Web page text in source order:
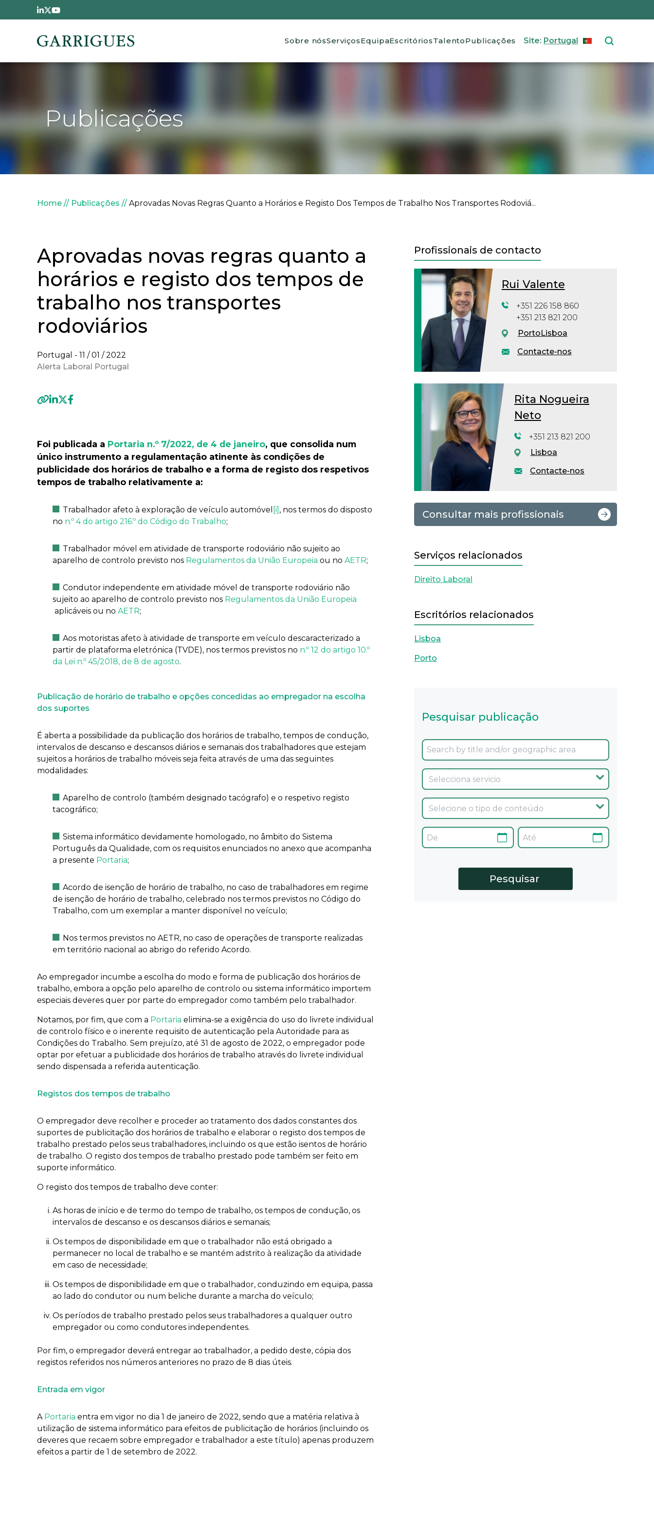
Passar para o conteúdo principal
Main navigation
Sobre nósServiçosEquipaEscritóriosTalentoPublicações Site: PortugalSelect your
Publicações
Navegação estrutural
Home Publicações Aprovadas Novas Regras Quanto a Horários e Registo Dos Tempos de Trabalho Nos Transportes Rodoviá...
Aprovadas novas regras quanto a
horários e registo dos tempos de
trabalho nos transportes
rodoviários
Portugal - 11 / 01 / 2022
Alerta Laboral Portugal
Foi publicada a Portaria n.º 7/2022, de 4 de janeiro, que consolida num
único instrumento a regulamentação atinente às condições de
publicidade dos horários de trabalho e a forma de registo dos respetivos
tempos de trabalho relativamente a:
Trabalhador afeto à exploração de veículo automóvel [i] , nos termos do disposto
no n.º 4 do artigo 216.º do Código do Trabalho;
Trabalhador móvel em atividade de transporte rodoviário não sujeito ao
aparelho de controlo previsto nos Regulamentos da União Europeia ou no AETR;
Condutor independente em atividade móvel de transporte rodoviário não
sujeito ao aparelho de controlo previsto nos Regulamentos da União Europeia
aplicáveis ou no AETR;
Aos motoristas afeto à atividade de transporte em veículo descaracterizado a
partir de plataforma eletrónica (TVDE), nos termos previstos no n.º 12 do artigo 10.º
da Lei n.º 45/2018, de 8 de agosto.
Publicação de horário de trabalho e opções concedidas ao empregador na escolha
dos suportes
É aberta a possibilidade da publicação dos horários de trabalho, tempos de condução,
intervalos de descanso e descansos diários e semanais dos trabalhadores que estejam
sujeitos a horários de trabalho móveis seja feita através de uma das seguintes
modalidades:
Aparelho de controlo (também designado tacógrafo) e o respetivo registo
tacográfico;
Sistema informático devidamente homologado, no âmbito do Sistema
Português da Qualidade, com os requisitos enunciados no anexo que acompanha
a presente Portaria;
Acordo de isenção de horário de trabalho, no caso de trabalhadores em regime
de isenção de horário de trabalho, celebrado nos termos previstos no Código do
Trabalho, com um exemplar a manter disponível no veículo;
Nos termos previstos no AETR, no caso de operações de transporte realizadas
em território nacional ao abrigo do referido Acordo.
Ao empregador incumbe a escolha do modo e forma de publicação dos horários de
trabalho, embora a opção pelo aparelho de controlo ou sistema informático importem
especiais deveres quer por parte do empregador como também pelo trabalhador.
Notamos, por fim, que com a Portaria elimina-se a exigência do uso do livrete individual
de controlo físico e o inerente requisito de autenticação pela Autoridade para as
Condições do Trabalho. Sem prejuízo, até 31 de agosto de 2022, o empregador pode
optar por efetuar a publicidade dos horários de trabalho através do livrete individual
sendo dispensada a referida autenticação.
Registos dos tempos de trabalho
O empregador deve recolher e proceder ao tratamento dos dados constantes dos
suportes de publicitação dos horários de trabalho e elaborar o registo dos tempos de
trabalho prestado pelos seus trabalhadores, incluindo os que estão isentos de horário
de trabalho. O registo dos tempos de trabalho prestado pode também ser feito em
suporte informático.
O registo dos tempos de trabalho deve conter:
As horas de início e de termo do tempo de trabalho, os tempos de condução, os
intervalos de descanso e os descansos diários e semanais;
Os tempos de disponibilidade em que o trabalhador não está obrigado a
permanecer no local de trabalho e se mantém adstrito à realização da atividade
em caso de necessidade;
Os tempos de disponibilidade em que o trabalhador, conduzindo em equipa, passa
ao lado do condutor ou num beliche durante a marcha do veículo;
Os períodos de trabalho prestado pelos seus trabalhadores a qualquer outro
empregador ou como condutores independentes.
Por fim, o empregador deverá entregar ao trabalhador, a pedido deste, cópia dos
registos referidos nos números anteriores no prazo de 8 dias úteis.
Entrada em vigor
A Portaria entra em vigor no dia 1 de janeiro de 2022, sendo que a matéria relativa à
utilização de sistema informático para efeitos de publicitação de horários (incluindo os
deveres que recaem sobre empregador e trabalhador a este título) apenas produzem
efeitos a partir de 1 de setembro de 2022.
Profissionais de contacto
Rui Valente
Contacte-nos
+351 226 158 860
+351 213 821 200
PortoLisboa
Rita Nogueira
Neto
Contacte-nos
+351 213 821 200
Lisboa
Consultar mais profissionais
Serviços relacionados
Direito Laboral
Escritórios relacionados
Lisboa
Porto
Pesquisar publicação